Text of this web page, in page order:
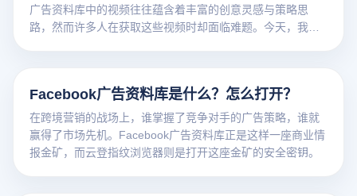
广告资料库中的视频往往蕴含着丰富的创意灵感与策略思
路，然而许多人在获取这些视频时却面临难题。今天，我们
Facebook广告资料库是什么？怎么打开？
在跨境营销的战场上，谁掌握了竞争对手的广告策略，谁就
赢得了市场先机。Facebook广告资料库正是这样一座商业情
报金矿，而云登指纹浏览器则是打开这座金矿的安全密钥。